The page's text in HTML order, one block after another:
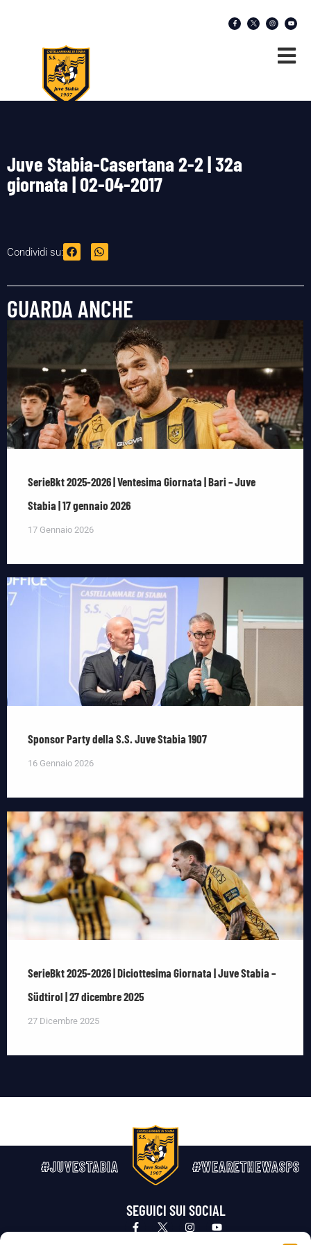
Juve Stabia-Casertana 2-2 | 32a
giornata | 02-04-2017
Condividi su:
GUARDA ANCHE
SerieBkt 2025-2026 | Ventesima Giornata | Bari – Juve
Stabia | 17 gennaio 2026
17 Gennaio 2026
Sponsor Party della S.S. Juve Stabia 1907
16 Gennaio 2026
SerieBkt 2025-2026 | Diciottesima Giornata | Juve Stabia –
Südtirol | 27 dicembre 2025
27 Dicembre 2025
#JUVESTABIA #WEARETHEWASPS
SEGUICI SUI SOCIAL